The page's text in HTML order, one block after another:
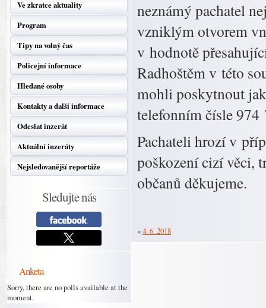
Ve zkratce aktuality
Program
Tipy na volný čas
Policejní informace
Hledané osoby
Kontakty a další informace
Odeslat inzerát
Aktuální inzeráty
Nejsledovanější reportáže
Sledujte nás
Anketa
Sorry, there are no polls available at the
moment.
neznámý pachatel
vzniklým otvorem
v hodnotě
Radhoštěm v této
mohli poskytnout
telefonním čísle
Pachateli hrozí v
poškození cizí věci,
občanů děkujeme.
«4. 6. 2018